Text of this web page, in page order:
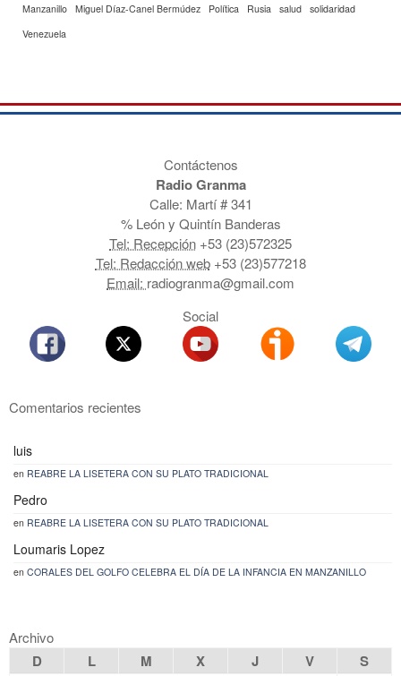
Manzanillo Miguel Díaz-Canel Bermúdez Política Rusia salud solidaridad
Venezuela
Contáctenos
Radio Granma
Calle: Martí # 341
% León y Quintín Banderas
Tel: Recepción +53 (23)572325
Tel: Redacción web+53 (23)577218
Email: radiogranma@gmail.com
Social
Comentarios recientes
luis
en REABRE LA LISETERA CON SU PLATO TRADICIONAL
Pedro
en REABRE LA LISETERA CON SU PLATO TRADICIONAL
Loumaris Lopez
en CORALES DEL GOLFO CELEBRA EL DÍA DE LA INFANCIA EN MANZANILLO
Archivo
D L M X J V
S